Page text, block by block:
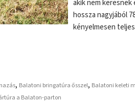
akik nem
hossza nagyjából
kényelmesen
, Balatoni bringatúra ősszel, Balatoni keleti
a Balaton-parton